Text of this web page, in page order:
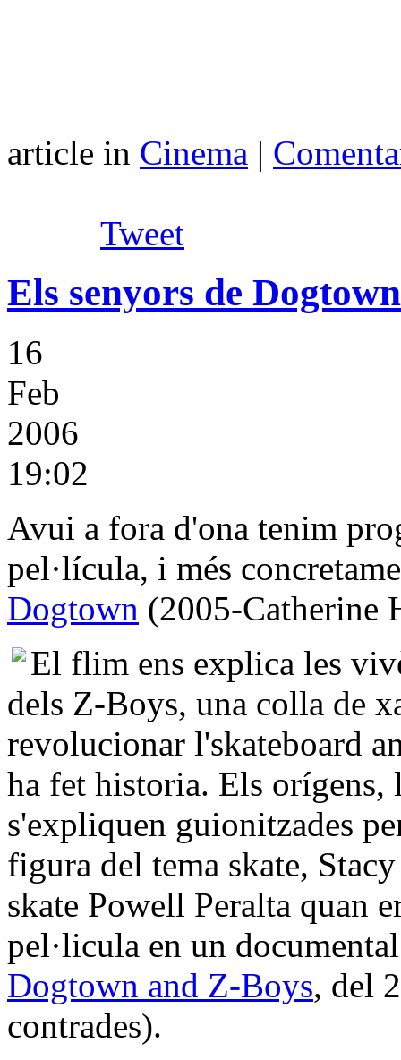
article in Cinema |
Tweet
Els senyors de Dogtown
16
Feb
2006
19:02
Avui a fora d'ona tenim
pel·lícula, i més
Dogtown (2005-Catherine
El flim ens explica les
dels Z-Boys, una colla de
revolucionar l'skateboard
ha fet historia. Els
s'expliquen guionitzades
figura del tema skate,
skate Powell Peralta quan
pel·licula en un
Dogtown and Z-Boys, del
contrades).